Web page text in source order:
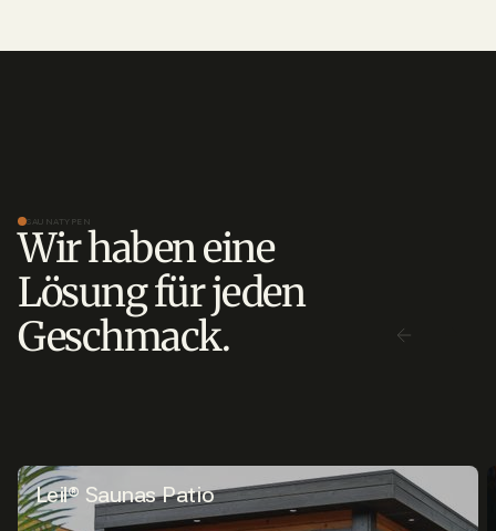
SAUNATYPEN
Wir haben eine
Lösung für jeden
Geschmack.
Leil® Saunas Patio